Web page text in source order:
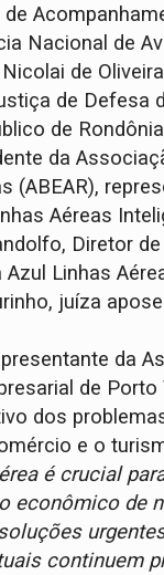
de
Nacional de
de
de Defesa
de
da
(ABEAR),
Aéreas
Diretor
Linhas
juíza
da
de
dos
e o
é crucial
econômico de
continuem